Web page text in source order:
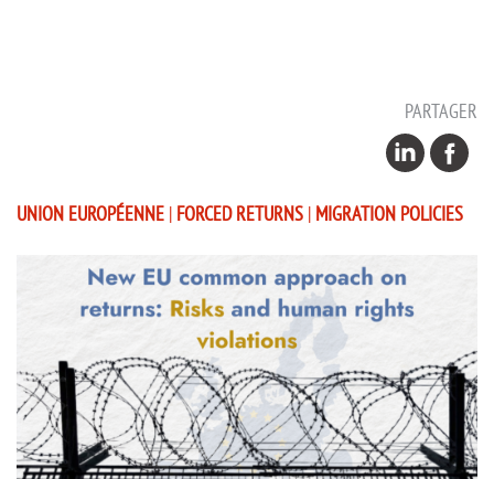
PARTAGER
UNION EUROPÉENNE | FORCED RETURNS | MIGRATION POLICIES